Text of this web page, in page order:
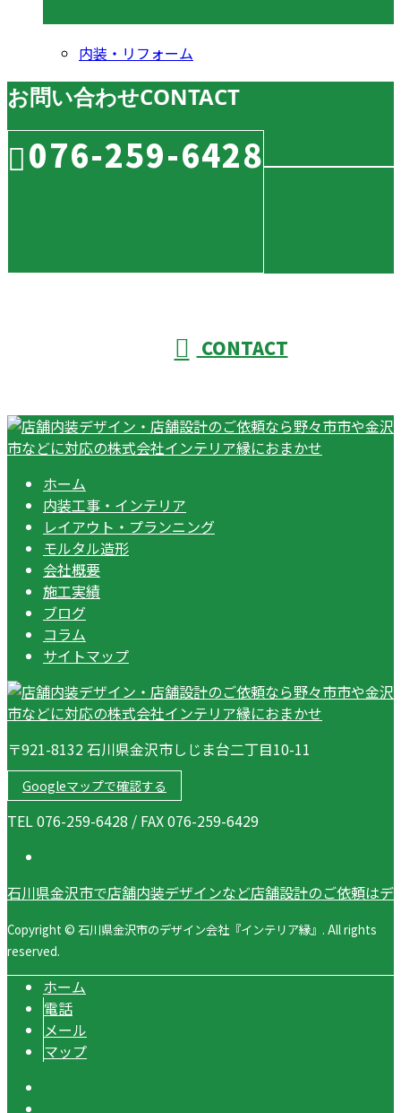
内装・リフォーム
お問い合わせCONTACT
076-259-6428
CONTACT
ホーム
内装工事・インテリア
レイアウト・プランニング
モルタル造形
会社概要
施工実績
ブログ
コラム
サイトマップ
〒921-8132 石川県金沢市しじま台二丁目10-11
Googleマップで確認する
TEL 076-259-6428 / FAX 076-259-6429
石川県金沢市で店舗内装デザインなど店舗設計のご依頼は
Copyright © 石川県金沢市のデザイン会社『インテリア縁』. All rights
reserved.
ホーム
電話
メール
マップ